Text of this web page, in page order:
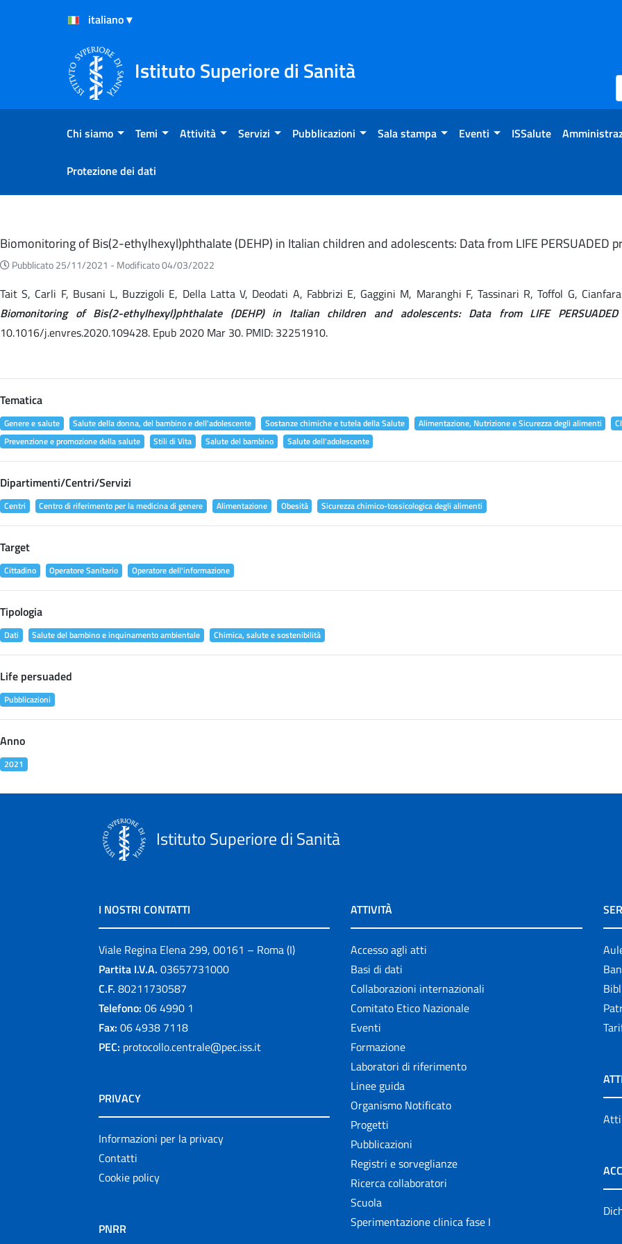
Salta al Contenuto
Salta al Footer
Istituto Superiore di Sanità
Chi siamo Temi Attività Servizi Pubblicazioni Sala stampa Eventi ISSalute
Protezione dei dati
Eventi
Biomonitoring of Bis(2-ethylhexyl)phthalate (DEHP) in Italian children and adolescents: Data from LIFE PERSUADED
Pubblicato 25/11/2021 - Modificato 04/03/2022
Tait S, Carli F, Busani L, Buzzigoli E, Della Latta V, Deodati A, Fabbrizi E, Gaggini M, Maranghi F, Tassinari R, Toffol G,
Biomonitoring of Bis(2-ethylhexyl)phthalate (DEHP) in Italian children and adolescents: Data from LIFE
10.1016/j.envres.2020.109428. Epub 2020 Mar 30. PMID: 32251910.
Tematica
Genere e salute Salute della donna, del bambino e dell'adolescente Sostanze chimiche e tutela della Salute Alimentazione, Nutrizione e Sicurezza degli alimenti
Prevenzione e promozione della salute
Stili di Vita Salute del bambino Salute dell'adolescente
Dipartimenti/Centri/Servizi
Centri Centro di riferimento per la medicina di genere Alimentazione Obesità Sicurezza chimico-tossicologica degli alimenti
Target
Cittadino Operatore Sanitario Operatore dell'informazione
Tipologia
Dati Salute del bambino e inquinamento ambientale Chimica, salute e sostenibilità
Life persuaded
Pubblicazioni
Anno
2021
Istituto Superiore di Sanità
I NOSTRI CONTATTI
Viale Regina Elena 299, 00161 – Roma (I)
Partita I.V.A. 03657731000
C.F. 80211730587
Telefono: 06 4990 1
Fax: 06 4938 7118
PEC: protocollo.centrale@pec.iss.it
PRIVACY
Informazioni per la privacy
Contatti
Cookie policy
PNRR
ATTIVITÀ
Accesso agli atti
Basi di dati
Collaborazioni internazionali
Comitato Etico Nazionale
Eventi
Formazione
Laboratori di riferimento
Linee guida
Organismo Notificato
Progetti
Pubblicazioni
Registri e sorveglianze
Ricerca collaboratori
Scuola
Sperimentazione clinica fase I
Atti